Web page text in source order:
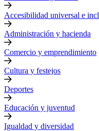
Accesibilidad universal e
Administración y hacienda
Comercio y emprendimiento
Cultura y festejos
Deportes
Educación y juventud
Igualdad y diversidad